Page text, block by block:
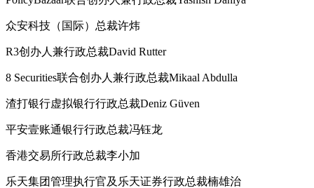
众安科技（国际）总裁许炜
R3创办人兼行政总裁David Rutter
8 Securities联合创办人兼行政总裁Mikaal Abdulla
渣打银行虚拟银行行政总裁Deniz Güven
平安壹账通银行行政总裁冯钰龙
香港交易所行政总裁李小加
乐天集团管理执行官及乐天证券行政总裁楠雄治